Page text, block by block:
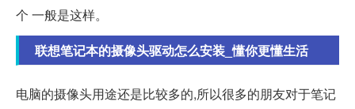
个 一般是这样。
联想笔记本的摄像头驱动怎么安装_懂你更懂生活
电脑的摄像头用途还是比较多的,所以很多的朋友对于笔记